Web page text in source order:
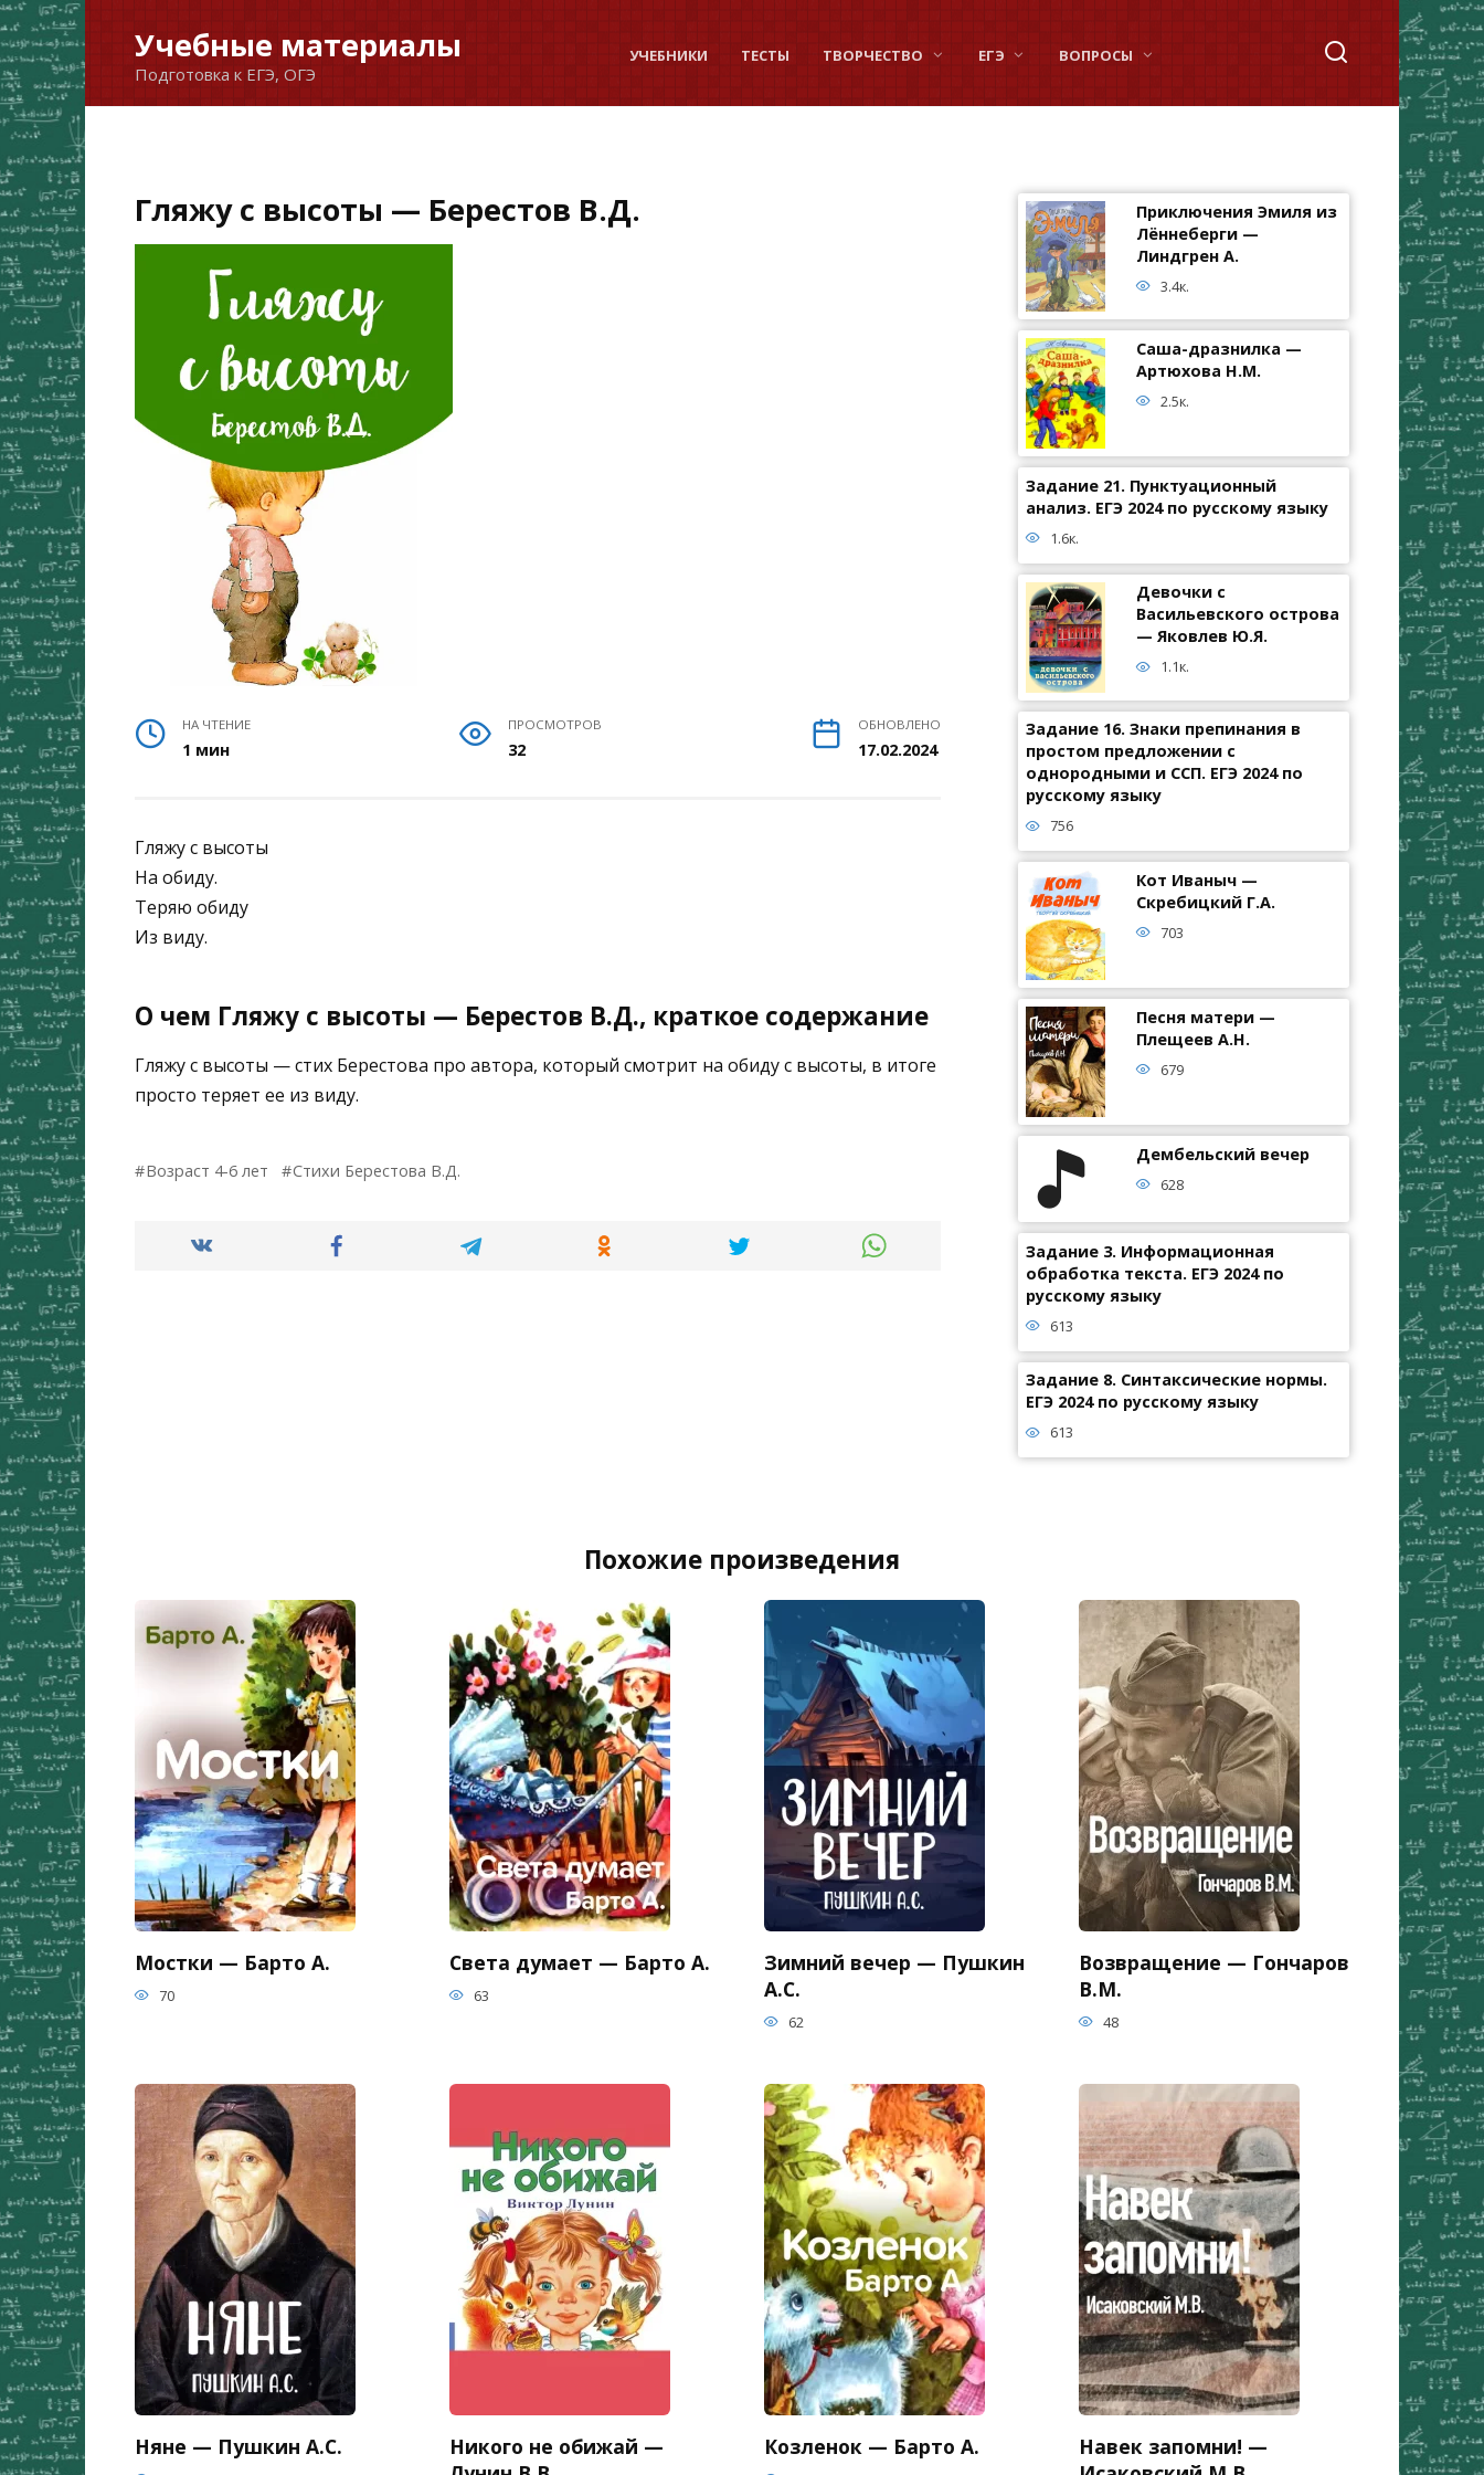
Перейти
к
содержанию
Учебные материалы
Подготовка к ЕГЭ, ОГЭ
УЧЕБНИКИ ТЕСТЫ ТВОРЧЕСТВО ЕГЭ ВОПРОСЫ
Гляжу с высоты — Берестов В.Д.
НА ЧТЕНИЕ
1 мин
ПРОСМОТРОВ
32
ОБНОВЛЕНО
17.02.2024
Гляжу с высоты
На обиду.
Теряю обиду
Из виду.
О чем Гляжу с высоты — Берестов В.Д., краткое содержание
Гляжу с высоты — стих Берестова про автора, который смотрит на обиду с высоты, в итоге
просто теряет ее из виду.
Возраст 4-6 лет Стихи Берестова В.Д.
Приключения Эмиля из
Лённеберги —
Линдгрен А.
3.4к.
Саша-дразнилка —
Артюхова Н.М.
2.5к.
Задание 21. Пунктуационный
анализ. ЕГЭ 2024 по русскому языку
1.6к.
Девочки с
Васильевского острова
— Яковлев Ю.Я.
1.1к.
Задание 16. Знаки препинания в
простом предложении с
однородными и ССП. ЕГЭ 2024 по
русскому языку
756
Кот Иваныч —
Скребицкий Г.А.
703
Песня матери —
Плещеев А.Н.
679
Дембельский вечер
628
Задание 3. Информационная
обработка текста. ЕГЭ 2024 по
русскому языку
613
Задание 8. Синтаксические нормы.
ЕГЭ 2024 по русскому языку
613
Похожие произведения
Мостки — Барто А.
70
Света думает — Барто А.
63
Зимний вечер — Пушкин
А.С.
62
Возвращение — Гончаров
В.М.
48
Няне — Пушкин А.С.
Никого не обижай —
Козленок — Барто А.
Навек запомни! —